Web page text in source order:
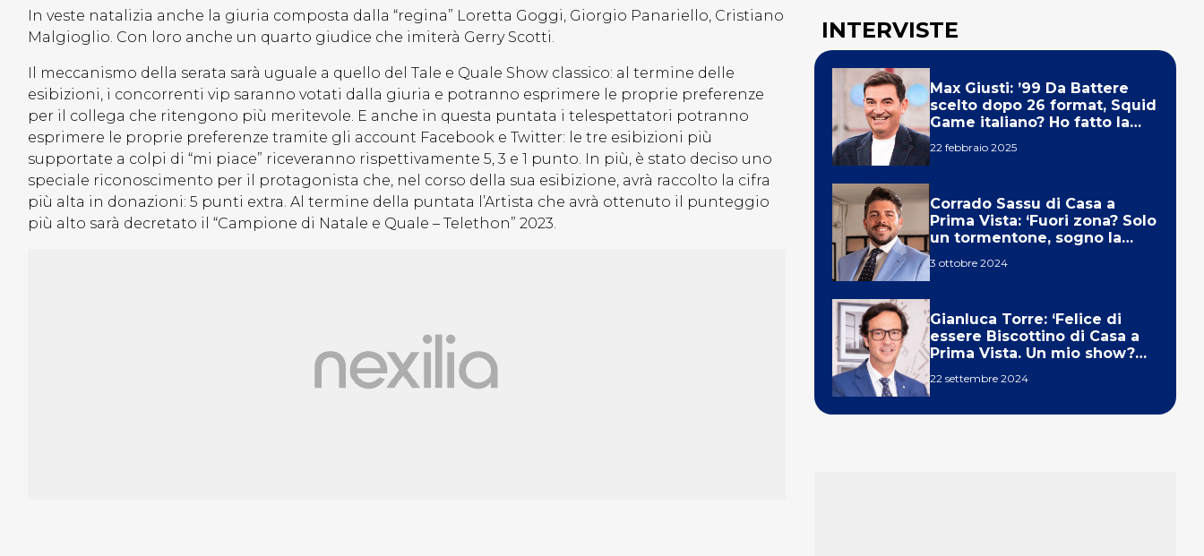
In veste natalizia anche la giuria composta dalla “regina” Loretta Goggi, Giorgio Panariello, Cristiano
Malgioglio. Con loro anche un quarto giudice che imiterà Gerry Scotti.
Il meccanismo della serata sarà uguale a quello del Tale e Quale Show classico: al termine delle
esibizioni, i concorrenti vip saranno votati dalla giuria e potranno esprimere le proprie preferenze
per il collega che ritengono più meritevole. E anche in questa puntata i telespettatori potranno
esprimere le proprie preferenze tramite gli account Facebook e Twitter: le tre esibizioni più
supportate a colpi di “mi piace” riceveranno rispettivamente 5, 3 e 1 punto. In più, è stato deciso uno
speciale riconoscimento per il protagonista che, nel corso della sua esibizione, avrà raccolto la cifra
più alta in donazioni: 5 punti extra. Al termine della puntata l’Artista che avrà ottenuto il punteggio
più alto sarà decretato il “Campione di Natale e Quale – Telethon” 2023.
INTERVISTE
Max Giusti: ’99 Da Battere
scelto dopo 26 format, Squid
Game italiano? Ho fatto la
22 febbraio 2025
Corrado Sassu di Casa a
Prima Vista: ‘Fuori zona? Solo
un tormentone, sogno la
3 ottobre 2024
Gianluca Torre: ‘Felice di
essere Biscottino di Casa a
Prima Vista. Un mio show?
22 settembre 2024